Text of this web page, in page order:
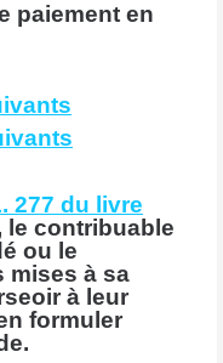
paiement en
277 du livre
le contribuable
ou le
mises à sa
à leur
formuler